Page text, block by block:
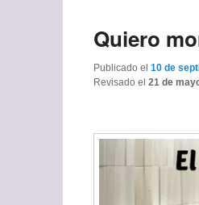
Quiero
Publicado el 10 de
Revisado el 21 de